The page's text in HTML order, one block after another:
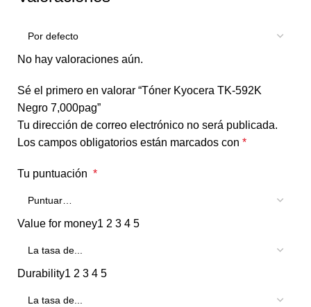
No hay valoraciones aún.
Sé el primero en valorar “Tóner Kyocera TK-592K
Negro 7,000pag”
Tu dirección de correo electrónico no será publicada.
Los campos obligatorios están marcados con *
Tu puntuación *
Value for money1 2 3 4 5
Durability1 2 3 4 5